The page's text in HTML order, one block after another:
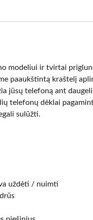
modeliui ir tvirtai
paaukštintą kraštelį
jūsų telefoną ant
telefonų dėklai
sulūžti.
uždėti / nuimti